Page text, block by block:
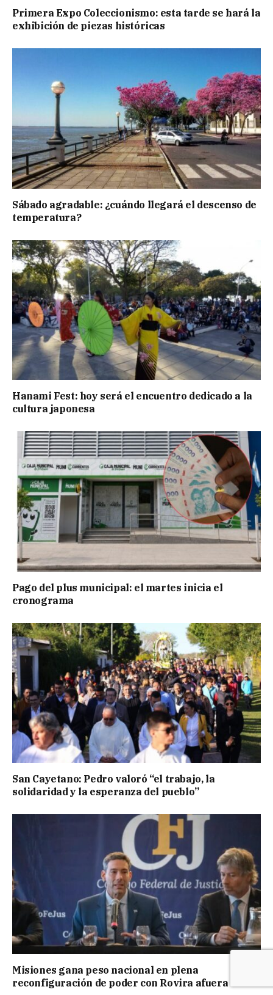
Primera Expo Coleccionismo: esta tarde se hará la
exhibición de piezas históricas
Sábado agradable: ¿cuándo llegará el descenso de
temperatura?
Hanami Fest: hoy será el encuentro dedicado a la
cultura japonesa
Pago del plus municipal: el martes inicia el
cronograma
San Cayetano: Pedro valoró “el trabajo, la
solidaridad y la esperanza del pueblo”
Misiones gana peso nacional en plena
reconfiguración de poder con Rovira afuera